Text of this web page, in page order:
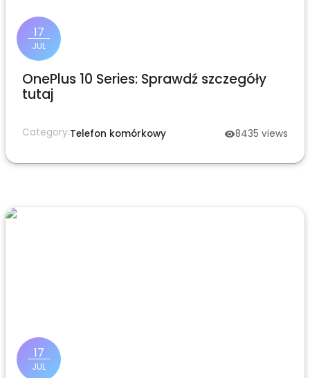
17
JUL
OnePlus 10 Series: Sprawdź szczegóły
tutaj
Category:Telefon komórkowy 8435 views
17
JUL